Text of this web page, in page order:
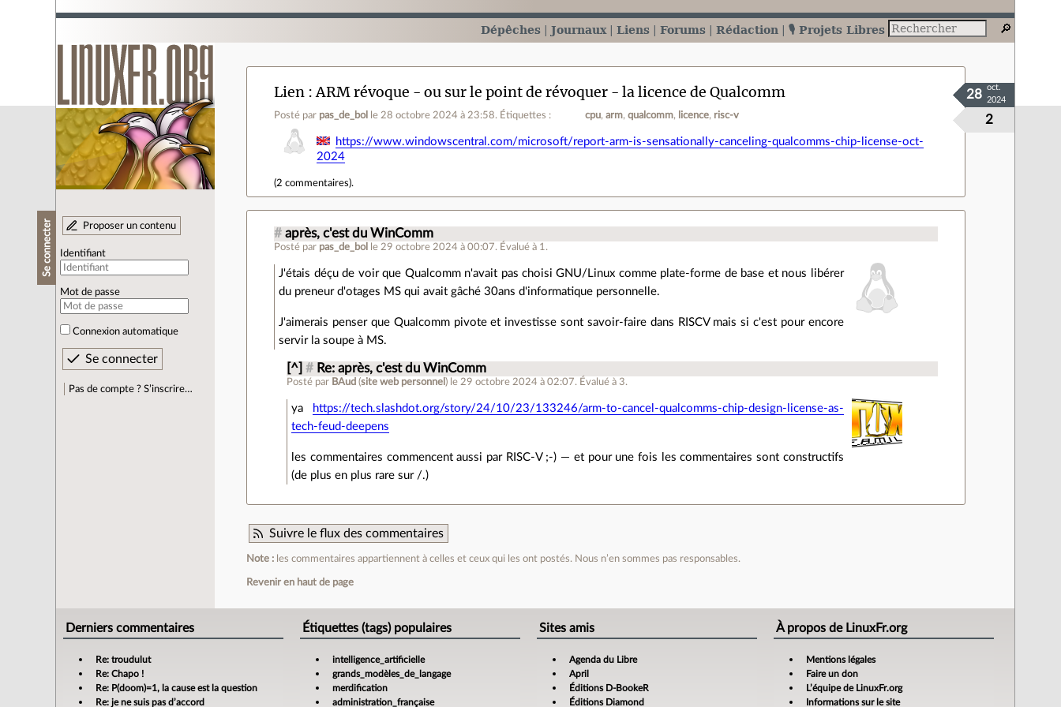
Dépêches Journaux Liens Forums Rédaction 🎙️ Projets Libres
Se connecter Proposer un contenu
Identifiant
Mot de passe
Connexion automatique
Pas de compte ? S’inscrire…
Lien ARM révoque - ou sur le point de révoquer - la licence de Qualcomm
Posté par pas_de_bol le 28 octobre 2024 à 23:58. Étiquettes : cpu arm qualcomm licence risc-v 2
28
oct.
2024
https://www.windowscentral.com/microsoft/report-arm-is-sensationally-canceling-qualcomms-chip-license-oct-
2024
(2 commentaires).
# après, c'est du WinComm
Posté par pas_de_bol le 29 octobre 2024 à 00:07. Évalué à 1 .
J'étais déçu de voir que Qualcomm n'avait pas choisi GNU/Linux comme plate-forme de base et nous libérer
du preneur d'otages MS qui avait gâché 30ans d'informatique personnelle.
J'aimerais penser que Qualcomm pivote et investisse sont savoir-faire dans RISCV mais si c'est pour encore
servir la soupe à MS.
[^] # Re: après, c'est du WinComm
Posté par BAud (site web personnel ) le 29 octobre 2024 à 02:07. Évalué à 3.
ya
https://tech.slashdot.org/story/24/10/23/133246/arm-to-cancel-qualcomms-chip-design-license-as-
tech-feud-deepens
les commentaires commencent aussi par RISC-V ;-) — et pour une fois les commentaires sont constructifs
(de plus en plus rare sur /.)
Suivre le flux des commentaires
Note : les commentaires appartiennent à celles et ceux qui les ont postés. Nous n’en sommes pas responsables.
Revenir en haut de page
Derniers commentaires
Re: troudulut
Re: Chapo !
Re: P(doom)=1, la cause est la question
Re: je ne suis pas d’accord
Étiquettes (tags) populaires
intelligence_artificielle
grands_modèles_de_langage
merdification
administration_française
Sites amis
Agenda du Libre
April
Éditions D-BookeR
Éditions Diamond
À propos de LinuxFr.org
Mentions légales
Faire un don
L’équipe de LinuxFr.org
Informations sur le site